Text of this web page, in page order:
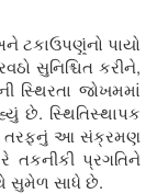
ટકાઉપણુંનો પાયો
સુનિશ્ચિત કરીને,
સ્થિરતા જોખમમાં
છે. સ્થિતિસ્થાપક
તરફનું આ સંક્રમણ
તકનીકી પ્રગતિને
સુમેળ સાધે છે.